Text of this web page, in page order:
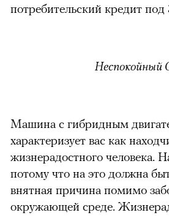
потребительский кредит под
Неспокойный
Машина с гибридным
характеризует вас как
жизнерадостного человека.
потому что на это должна
внятная причина помимо
окружающей среде.